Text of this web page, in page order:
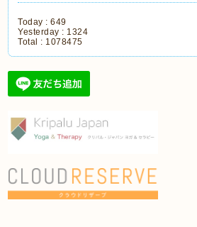
Today :649
Yesterday : 1324
Total : 1078475